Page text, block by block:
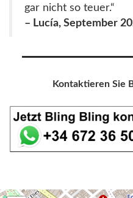
gar nicht so teuer.“
– Lucía, September
Kontaktieren Sie